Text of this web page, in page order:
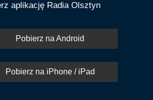
aplikację Radia Olsztyn
Pobierz na Android
Pobierz na iPhone / iPad